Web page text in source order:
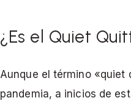
¿Es el Quiet
Aunque el término
pandemia, a inicios de